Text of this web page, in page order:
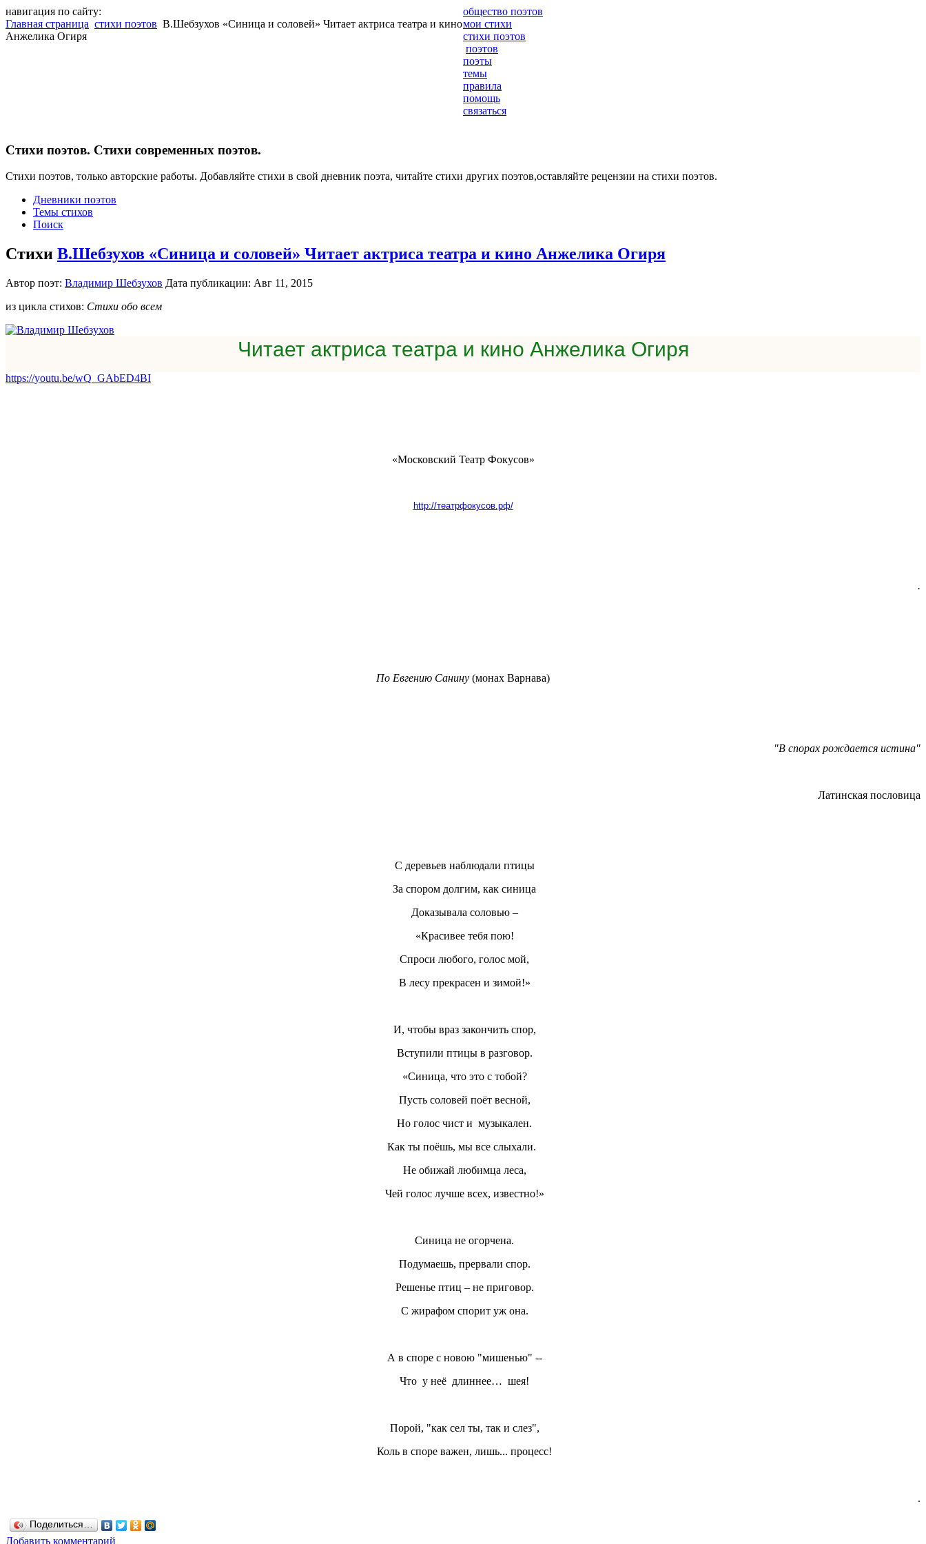
навигация по сайту:
Главная страница стихи поэтов В.Шебзухов «Синица и соловей» Читает актриса театра и кино
Анжелика Огиря
общество поэтов
мои стихи
стихи поэтов
поэтов
поэты
темы
правила
помощь
связаться
Cтихи поэтов. Стихи современных поэтов.
Стихи поэтов, только авторские работы. Добавляйте стихи в свой дневник поэта, читайте стихи других поэтов,оставляйте рецензии на стихи поэтов.
Дневники поэтов
Темы стихов
Поиск
Стихи В.Шебзухов «Синица и соловей» Читает актриса театра и кино Анжелика Огиря
Автор поэт: Владимир Шебзухов Дата публикации: Авг 11, 2015
из цикла стихов: Стихи обо всем
Читает актриса театра и кино Анжелика Огиря
https://youtu.be/wQ GAbED4BI
«Московский Театр Фокусов»
http://театрфокусов.рф/
.
По Евгению Санину (монах Варнава)
"В спорах рождается истина"
Латинская пословица
С деревьев наблюдали птицы
За спором долгим, как синица
Доказывала соловью –
«Красивее тебя пою!
Спроси любого, голос мой,
В лесу прекрасен и зимой!»
И, чтобы враз закончить спор,
Вступили птицы в разговор.
«Синица, что это с тобой?
Пусть соловей поёт весной,
Но голос чист и музыкален.
Как ты поёшь, мы все слыхали.
Не обижай любимца леса,
Чей голос лучше всех, известно!»
Синица не огорчена.
Подумаешь, прервали спор.
Решенье птиц – не приговор.
С жирафом спорит уж она.
А в споре с новою "мишенью" --
Что у неё длиннее… шея!
Порой, "как сел ты, так и слез",
Коль в споре важен, лишь... процесс!
.
Поделиться…
Добавить комментарий